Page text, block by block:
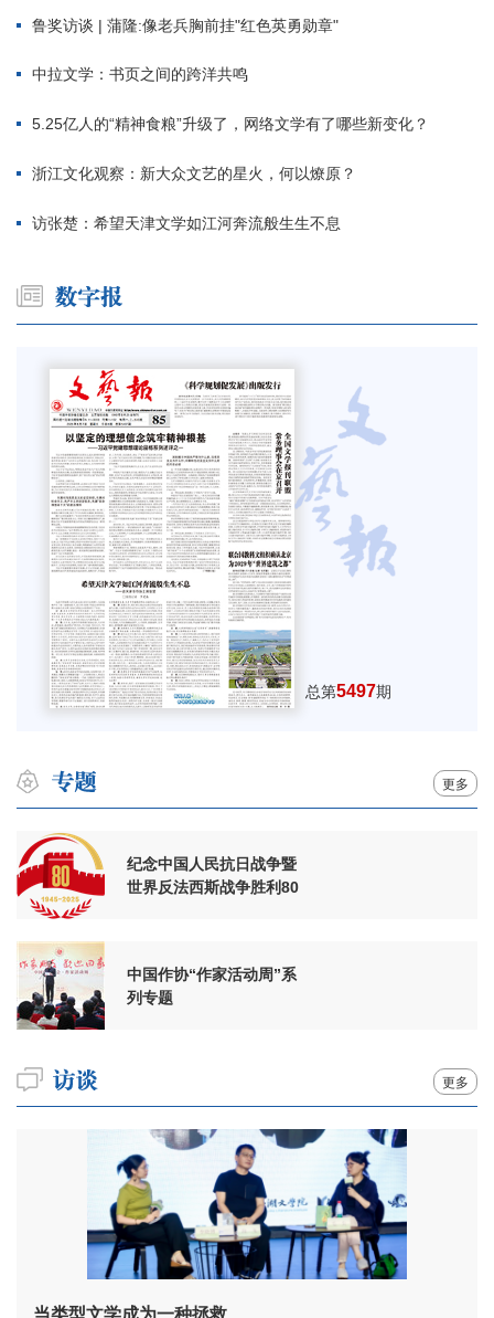
鲁奖访谈 | 蒲隆:像老兵胸前挂"红色英勇勋章"
中拉文学：书页之间的跨洋共鸣
5.25亿人的“精神食粮”升级了，网络文学有了哪些新变化？
浙江文化观察：新大众文艺的星火，何以燎原？
访张楚：希望天津文学如江河奔流般生生不息
总第5497期
更多
纪念中国人民抗日战争暨
世界反法西斯战争胜利80
中国作协“作家活动周”系
列专题
更多